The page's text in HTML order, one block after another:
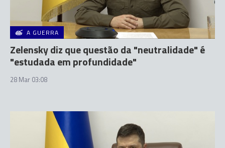
A GUERRA
Zelensky diz que questão da "neutralidade" é
"estudada em profundidade"
28 Mar 03:08